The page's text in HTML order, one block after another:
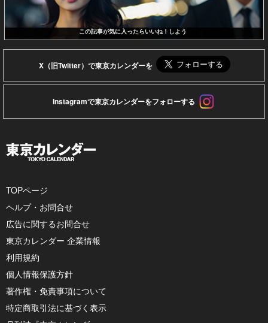
この記事が気に入ったらいいね！しよう
X（旧Twitter）で東京カレンダーを
Instagramで東京カレンダーをフォローする
TOPページ
ヘルプ・お問合せ
広告に関するお問合せ
東京カレンダー 企業情報
利用規約
個人情報保護方針
著作権・免責事項について
特定商取引法に基づく表示